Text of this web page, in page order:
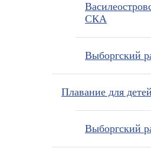
СКА
Выборгский
Плавание для
Выборгский